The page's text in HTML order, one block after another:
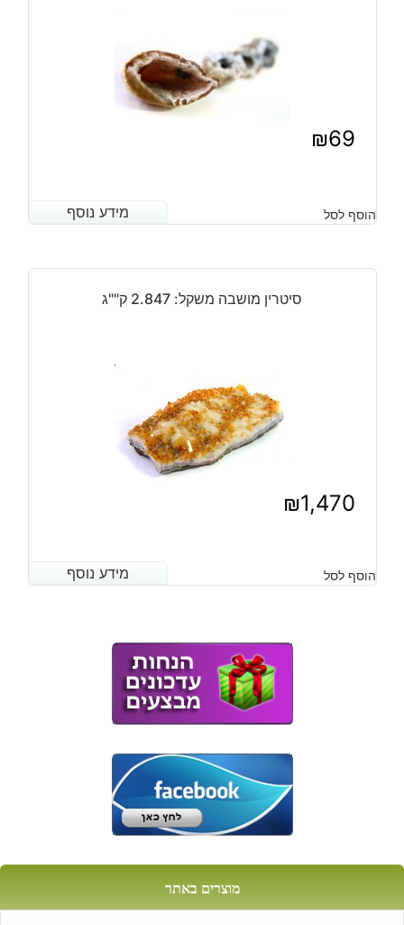
₪69
מידע נוסף הוסף לסל מידע נוסף
סיטרין מושבה משקל: 2.847 ק""ג
₪1,470
מידע נוסף הוסף לסל מידע נוסף
מוצרים באתר